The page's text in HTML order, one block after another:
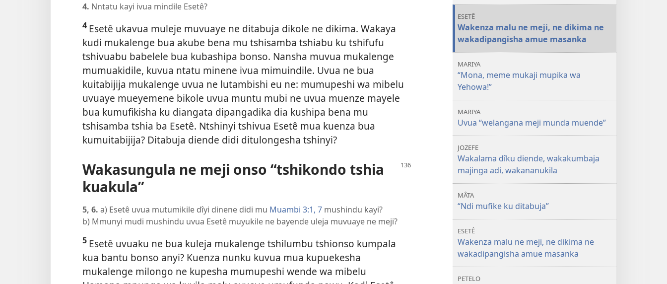
4. Nntatu kayi ivua mindile Esetê?
4 Esetê ukavua muleje muvuaye ne ditabuja dikole ne dikima. Wakaya
kudi mukalenge bua akube bena mu tshisamba tshiabu ku tshifufu
tshivuabu babelele bua kubashipa bonso. Nansha muvua mukalenge
mumuakidile, kuvua ntatu minene ivua mimuindile. Uvua ne bua
kuitabijija mukalenge uvua ne lutambishi eu ne: mumupeshi wa mibelu
uvuaye mueyemene bikole uvua muntu mubi ne uvua muenze mayele
bua kumufikisha ku diangata dipangadika dia kushipa bena mu
tshisamba tshia ba Esetê. Ntshinyi tshivua Esetê mua kuenza bua
kumuitabijija? Ditabuja diende didi ditulongesha tshinyi?
Wakasungula ne meji onso “tshikondo tshia
kuakula”
5, 6. a) Esetê uvua mutumikile dîyi dinene didi mu Muambi 3:1, 7 mushindu kayi?
b) Mmunyi mudi mushindu uvua Esetê muyukile ne bayende uleja muvuaye ne meji?
5 Esetê uvuaku ne bua kuleja mukalenge tshilumbu tshionso kumpala
kua bantu bonso anyi? Kuenza nunku kuvua mua kupuekesha
mukalenge milongo ne kupesha mumupeshi wende wa mibelu
ESETÊ
Wakenza malu ne meji, ne dikima ne
wakadipangisha amue masanka
MARIYA
“Mona, meme mukaji mupika wa
Yehowa!”
MARIYA
Uvua “welangana meji munda muende”
JOZEFE
Wakalama dîku diende, wakakumbaja
majinga adi, wakananukila
MÂTA
“Ndi mufike ku ditabuja”
ESETÊ
Wakenza malu ne meji, ne dikima ne
wakadipangisha amue masanka
PETELO